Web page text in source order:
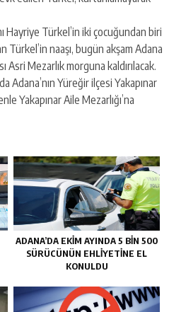
Hayriye Türkel’in iki çocuğundan biri
Türkel’in naaşı, bugün akşam Adana
Asri Mezarlık morguna kaldırılacak.
Adana’nın Yüreğir ilçesi Yakapınar
Yakapınar Aile Mezarlığı’na
ADANA’DA EKİM AYINDA 5 BİN 500
SÜRÜCÜNÜN EHLİYETİNE EL
KONULDU